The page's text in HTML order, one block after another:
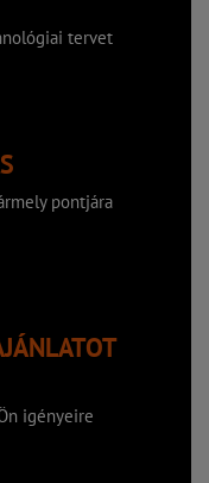
tervet
pontjára
igényeire